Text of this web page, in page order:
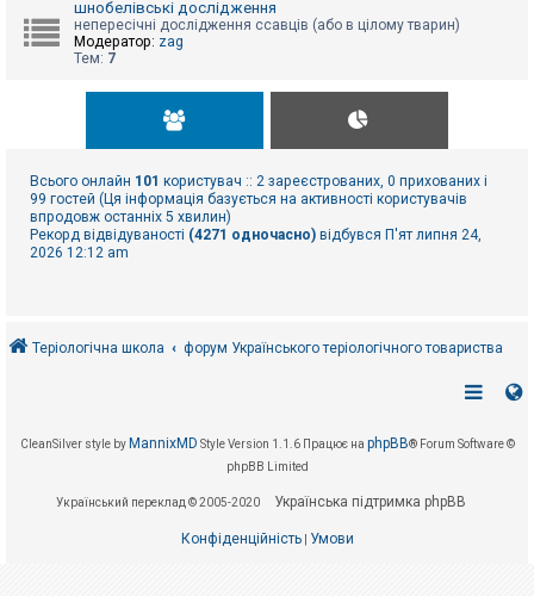
шнобелівські дослідження
непересічні дослідження ссавців (або в цілому тварин)
Модератор: zag
Тем: 7
Всього онлайн 101 користувач :: 2 зареєстрованих, 0 прихованих і
99 гостей (Ця інформація базується на активності користувачів
впродовж останніх 5 хвилин)
Рекорд відвідуваності (4271 одночасно) відбувся П'ят липня 24,
2026 12:12 am
Теріологічна школа форум Українського теріологічного товариства
CleanSilver style by MannixMD Style Version 1.1.6 Працює на phpBB® Forum Software ©
phpBB Limited
Український переклад © 2005-2020 Українська підтримка phpBB
Конфіденційність| Умови